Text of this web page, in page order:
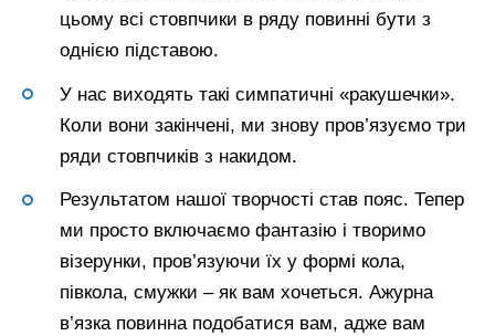
цьому всі стовпчики в ряду повинні бути з
однією підставою.
У нас виходять такі симпатичні «ракушечки».
Коли вони закінчені, ми знову пров’язуємо три
ряди стовпчиків з накидом.
Результатом нашої творчості став пояс. Тепер
ми просто включаємо фантазію і творимо
візерунки, пров’язуючи їх у формі кола,
півкола, смужки – як вам хочеться. Ажурна
в’язка повинна подобатися вам, адже вам